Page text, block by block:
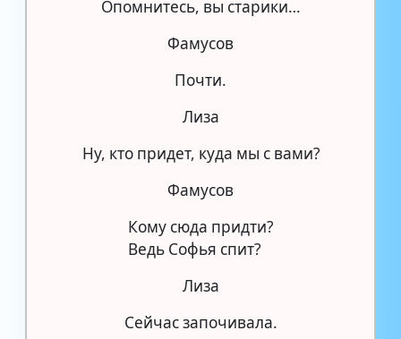
Опомнитесь, вы старики…
Фамусов
Почти.
Лиза
Ну, кто придет, куда мы с вами?
Фамусов
Кому сюда придти?
Ведь Софья спит?
Лиза
Сейчас започивала.